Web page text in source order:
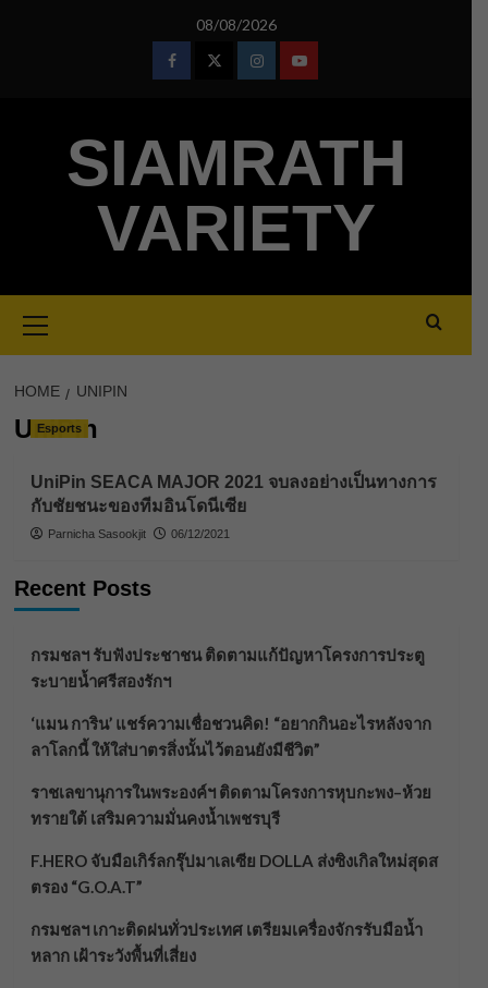
08/08/2026
FacebookTwitterInstagramYoutube
SIAMRATH
VARIETY
Menu
HOME UNIPIN
UniPin
Esports
UniPin SEACA MAJOR 2021 จบลงอย่างเป็นทางการ
กับชัยชนะของทีมอินโดนีเซีย
Parnicha Sasookjit 06/12/2021
Recent Posts
กรมชลฯ รับฟังประชาชน ติดตามแก้ปัญหาโครงการประตู
ระบายน้ำศรีสองรักฯ
‘แมน การิน’ แชร์ความเชื่อชวนคิด! “อยากกินอะไรหลังจาก
ลาโลกนี้ ให้ใส่บาตรสิ่งนั้นไว้ตอนยังมีชีวิต”
ราชเลขานุการในพระองค์ฯ ติดตามโครงการหุบกะพง–ห้วย
ทรายใต้ เสริมความมั่นคงน้ำเพชรบุรี
F.HERO จับมือเกิร์ลกรุ๊ปมาเลเซีย DOLLA ส่งซิงเกิลใหม่สุดส
ตรอง “G.O.A.T”
กรมชลฯ เกาะติดฝนทั่วประเทศ เตรียมเครื่องจักรรับมือน้ำ
หลาก เฝ้าระวังพื้นที่เสี่ยง